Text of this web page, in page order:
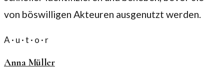
von böswilligen Akteuren ausgenutzt werden.
A · u · t · o · r
Anna Müller